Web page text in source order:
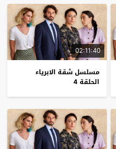
02:11:40
مسلسل شقة الابرياء
الحلقة 4